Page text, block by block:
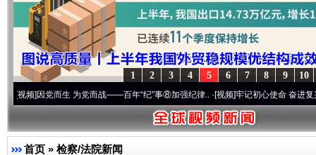
10
9
8
7
6
5
4
3
2
1
党而生 为党而战——百年“纪”事⑧加强纪律..·[视频]牢记初心使命 奋进复兴征程丨“
首页 » 检察/法院新闻